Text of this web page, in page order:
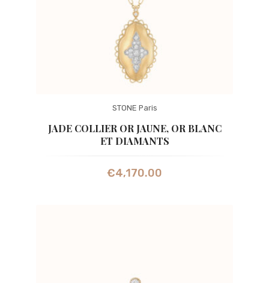
STONE Paris
JADE COLLIER OR JAUNE, OR BLANC
ET DIAMANTS
€4,170.00